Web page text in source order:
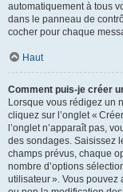
automatiquement à tous
dans le panneau de
cocher pour chaque
Haut
Comment puis-je créer
Lorsque vous rédigez un
cliquez sur l’onglet «
l’onglet n’apparaît pas,
des sondages. Saisissez
champs prévus, chaque
nombre d’options
utilisateur ». Vous